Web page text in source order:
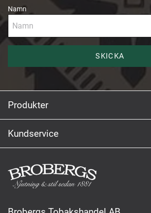
Namn
SKICKA
Produkter
Kundservice